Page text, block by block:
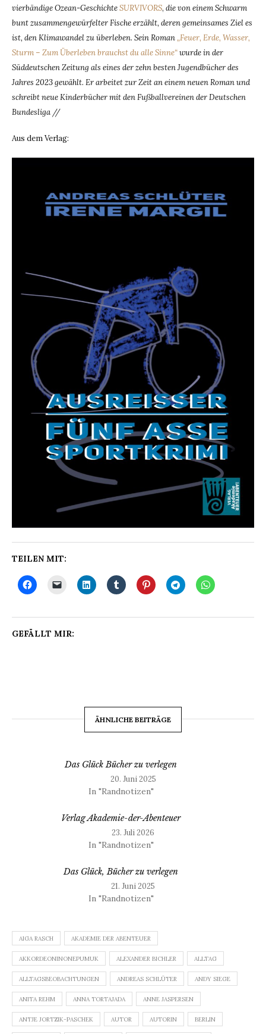
vierbändige Ozean-GeschichteSURVIVORS, die von einem Schwarm
bunt zusammengewürfelter Fische erzählt, deren gemeinsames Ziel es
ist, den Klimawandel zu überleben. Sein Roman„Feuer, Erde, Wasser,
Sturm – Zum Überleben brauchst du alle Sinne“wurde in der
Süddeutschen Zeitung als eines der zehn besten Jugendbücher des
Jahres 2023 gewählt. Er arbeitet zur Zeit an einem neuen Roman und
schreibt neue Kinderbücher mit den Fußballvereinen der Deutschen
Bundesliga //
Aus dem Verlag:
TEILEN MIT:
GEFÄLLT MIR:
ÄHNLICHE BEITRÄGE
Das Glück Bücher zu verlegen
20. Juni 2025
In "Randnotizen"
Verlag Akademie-der-Abenteuer
23. Juli 2026
In "Randnotizen"
Das Glück, Bücher zu verlegen
21. Juni 2025
In "Randnotizen"
AIGA RASCH AKADEMIE DER ABENTEUER
AKKORDEONINONEPUMUK ALEXANDER BICHLER ALLTAG
ALLTAGSBEOBACHTUNGEN ANDREAS SCHLÜTER ANDY SIEGE
ANITA REHM ANNA TORTAJADA ANNE JASPERSEN
ANTJE JORTZIK-PASCHEK AUTOR AUTORIN BERLIN